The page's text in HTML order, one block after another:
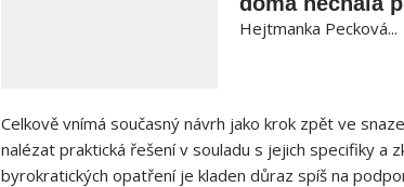
Hejtmanka Pecková...
Celkově vnímá současný návrh‌ jako⁤ krok zpět ve
nalézat praktická řešení v souladu s jejich specifiky a
byrokratických opatření je kladen důraz spíš na